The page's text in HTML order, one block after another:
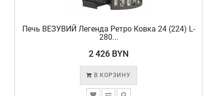
Печь ВЕЗУВИЙ Легенда Ретро Ковка 24 (224) L-
280...
2 426 BYN
В КОРЗИНУ